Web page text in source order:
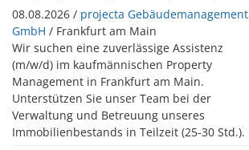
08.08.2026 / projecta Gebäudemanagement
GmbH / Frankfurt am Main
Wir suchen eine zuverlässige Assistenz
(m/w/d) im kaufmännischen Property
Management in Frankfurt am Main.
Unterstützen Sie unser Team bei der
Verwaltung und Betreuung unseres
Immobilienbestands in Teilzeit (25-30 Std.).